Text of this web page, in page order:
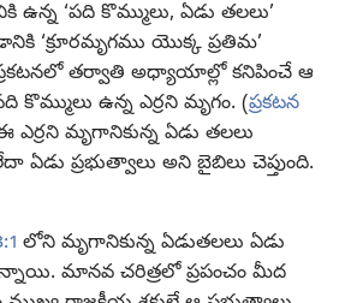
ఉన్న ‘పది కొమ్ములు, ఏడు తలలు’
‘క్రూరమృగము యొక్క ప్రతిమ’
తర్వాతి అధ్యాయాల్లో కనిపించే ఆ
కొమ్ములు ఉన్న ఎర్రని మృగం. (ప్రకటన
ఎర్రని మృగానికున్న ఏడు తలలు
ఏడు ప్రభుత్వాలు అని బైబిలు చెప్తుంది.
లోని మృగానికున్న ఏడుతలలు ఏడు
మానవ చరిత్రలో ప్రపంచం మీద